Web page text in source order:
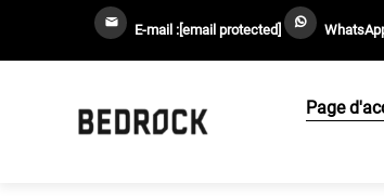
E-mail : [email protected]
Page